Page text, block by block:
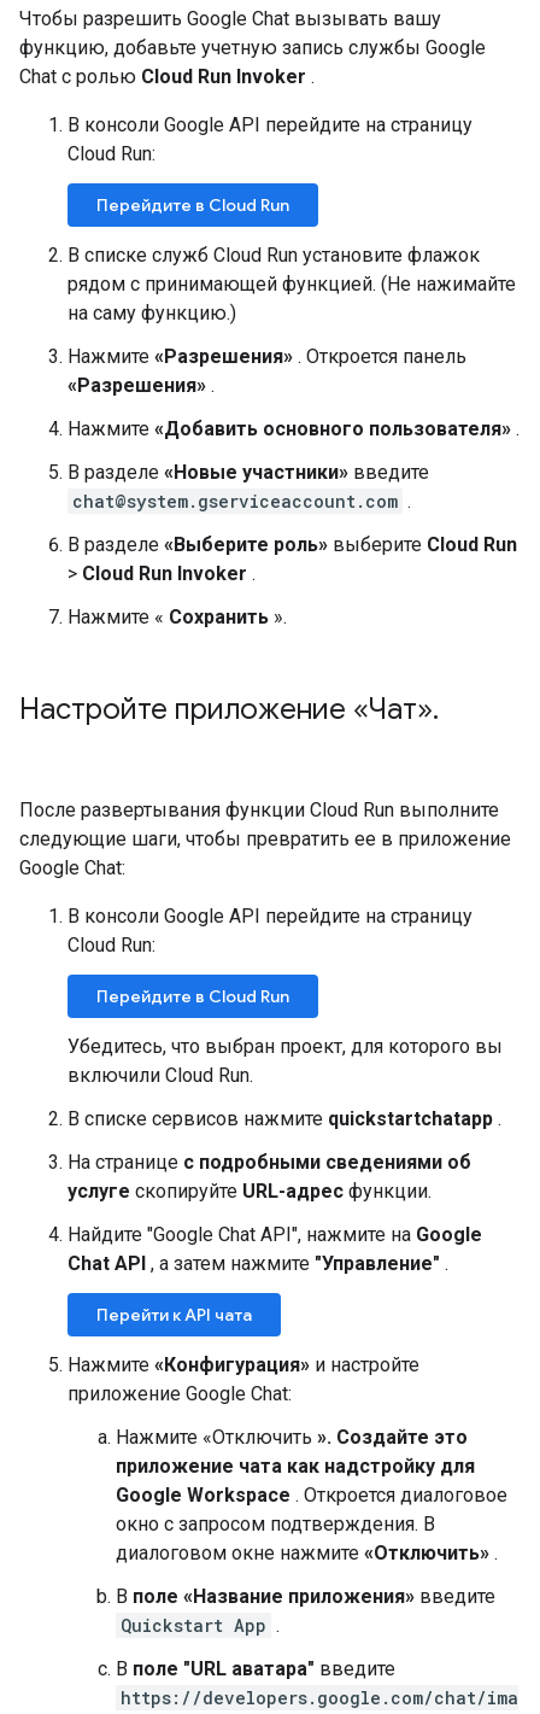
Чтобы разрешить Google Chat вызывать вашу
функцию, добавьте учетную запись службы Google
Chat с ролью Cloud Run Invoker .
В консоли Google API перейдите на страницу
Cloud Run:
Перейдите в Cloud Run
В списке служб Cloud Run установите флажок
рядом с принимающей функцией. (Не нажимайте
на саму функцию.)
Нажмите «Разрешения» . Откроется панель
«Разрешения» .
Нажмите «Добавить основного пользователя» .
В разделе «Новые участники» введите
chat@system.gserviceaccount.com .
В разделе «Выберите роль» выберите Cloud Run
> Cloud Run Invoker .
Нажмите « Сохранить ».
Настройте приложение «Чат».
После развертывания функции Cloud Run выполните
следующие шаги, чтобы превратить ее в приложение
Google Chat:
В консоли Google API перейдите на страницу
Cloud Run:
Перейдите в Cloud Run
Убедитесь, что выбран проект, для которого вы
включили Cloud Run.
В списке сервисов нажмите quickstartchatapp .
На странице с подробными сведениями об
услуге скопируйте URL-адрес функции.
Найдите "Google Chat API", нажмите на Google
Chat API , а затем нажмите "Управление" .
Перейти к API чата
Нажмите «Конфигурация» и настройте
приложение Google Chat:
Нажмите «Отключить ». Создайте это
приложение чата как надстройку для
Google Workspace . Откроется диалоговое
окно с запросом подтверждения. В
диалоговом окне нажмите «Отключить» .
В поле «Название приложения» введите
Quickstart App .
В поле "URL аватара" введите
https://developers.google.com/chat/ima